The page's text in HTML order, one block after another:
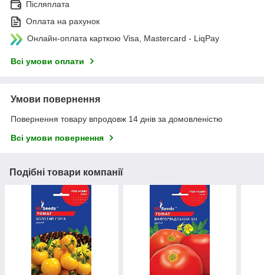
Післяплата
Оплата на рахунок
Онлайн-оплата карткою Visa, Mastercard - LiqPay
Всі умови оплати
Умови повернення
Повернення товару впродовж 14 днів за домовленістю
Всі умови повернення
Подібні товари компанії